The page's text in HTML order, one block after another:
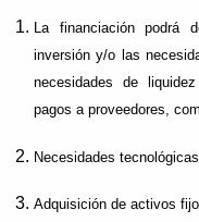
La financiación podrá
inversión y/o las
necesidades de
pagos a proveedores,
Necesidades tecnológicas
Adquisición de activos